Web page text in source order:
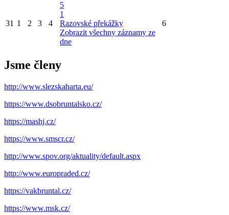
31 1 2 3 4
5
1
Razovské překážky
Zobrazit všechny záznamy ze
dne
6
Jsme členy
http://www.slezskaharta.eu/
https://www.dsobruntalsko.cz/
https://mashj.cz/
https://www.smscr.cz/
http://www.spov.org/aktuality/default.aspx
http://www.europraded.cz/
https://vakbruntal.cz/
https://www.msk.cz/